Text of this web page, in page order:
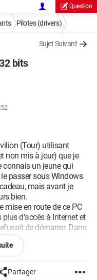
Question
Pilotes (drivers)
Sujet Suivant
bits
(Tour) utilisant
non mis à jour) que je
connais un jeune qui
passer sous Windows
mais avant je
bien.
mise en route de ce PC
d'accès à Internet et
de démarrer. Dans
controller"
par kaneagle le
Partager